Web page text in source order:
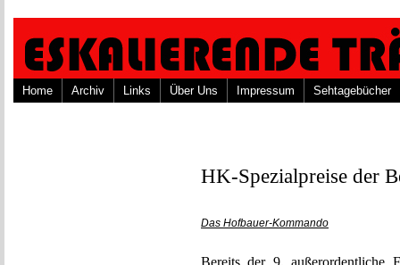
Home Archiv Links Über Uns Impressum Sehtagebücher
HK-Spezialpreise der
Das Hofbauer-Kommando
Bereits der 9. außerordentliche